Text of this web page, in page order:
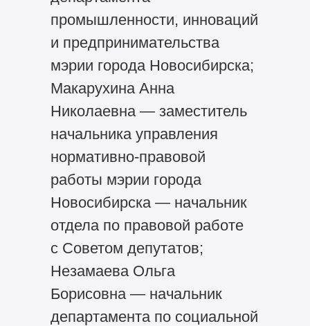
промышленности, инноваций
и предпринимательства
мэрии города Новосибирска;
Макарухина Анна
Николаевна — заместитель
начальника управления
нормативно-правовой
работы мэрии города
Новосибирска — начальник
отдела по правовой работе
с Советом депутатов;
Незамаева Ольга
Борисовна — начальник
департамента по социальной